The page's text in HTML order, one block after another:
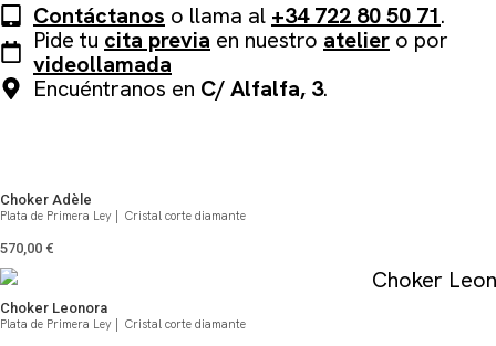
Contáctanos o llama al +34 722 80 50 71.
Pide tu cita previa en nuestro atelier o por
videollamada
Encuéntranos en C/ Alfalfa, 3.
Choker Adèle
Plata de Primera Ley | Cristal corte diamante
570,00 €
Choker Leonora
Plata de Primera Ley | Cristal corte diamante